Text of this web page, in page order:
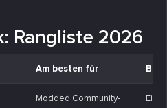
Rangliste 2026
Am besten für
Modded Community-